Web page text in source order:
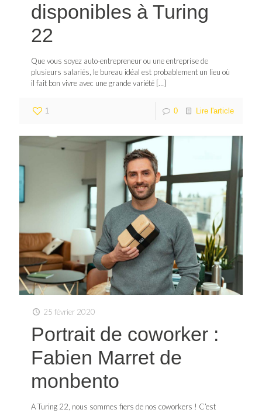
disponibles à Turing
22
Que vous soyez auto-entrepreneur ou une entreprise de
plusieurs salariés, le bureau idéal est probablement un lieu où
il fait bon vivre avec une grande variété […]
1 0 Lire l'article
25 février 2020
Portrait de coworker :
Fabien Marret de
monbento
A Turing 22, nous sommes fiers de nos coworkers ! C’est